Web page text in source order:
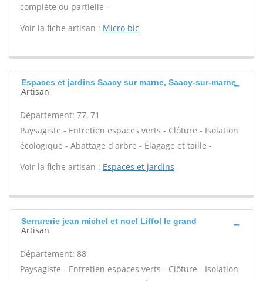
complète ou partielle -
Voir la fiche artisan : Micro bic
Espaces et jardins Saacy sur marne, Saacy-sur-marne
Artisan
Département: 77, 71
Paysagiste - Entretien espaces verts - Clôture - Isolation
écologique - Abattage d'arbre - Élagage et taille -
Voir la fiche artisan : Espaces et jardins
Serrurerie jean michel et noel Liffol le grand
Artisan
Département: 88
Paysagiste - Entretien espaces verts - Clôture - Isolation